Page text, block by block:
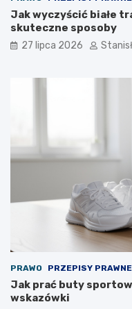
Jak wyczyścić białe
skuteczne sposoby
27 lipca 2026
PRAWO PRZEPISY PRAWNE
Jak prać buty
wskazówki